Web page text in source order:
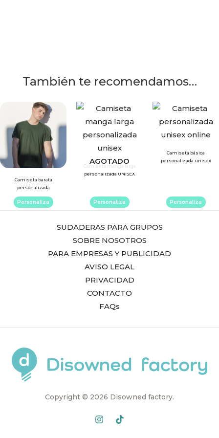
También te recomendamos…
Camiseta barata
personalizada
Personaliza
Este
producto
tiene
múltiples
variantes.
opciones
se
pueden
AGOTADO
Camiseta manga larga
personalizada UNISEX
Personaliza
Camiseta básica
personalizada unisex
Personaliza
Este
tiene
se
pueden
SUDADERAS PARA GRUPOS
SOBRE NOSOTROS
PARA EMPRESAS Y PUBLICIDAD
AVISO LEGAL
PRIVACIDAD
CONTACTO
FAQs
Copyright © 2026 Disowned factory.